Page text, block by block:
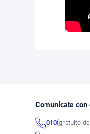
Comunícate
010(gratuito